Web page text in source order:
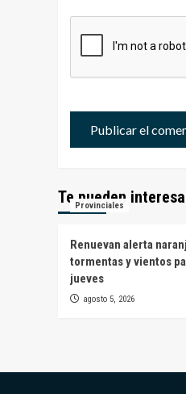
Te pueden
Provinciales
Renuevan alerta
tormentas y vientos
jueves
agosto 5, 2026